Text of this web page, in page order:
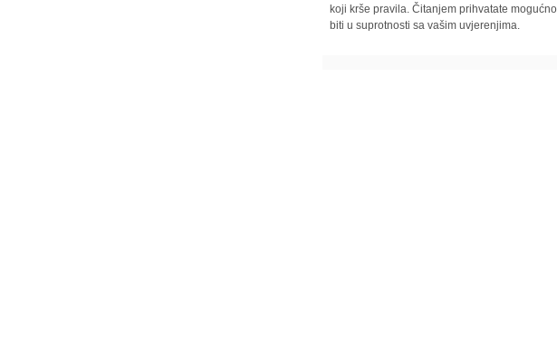
koji krše pravila. Čitanjem prihvatate
biti u suprotnosti sa vašim uvjerenjima.